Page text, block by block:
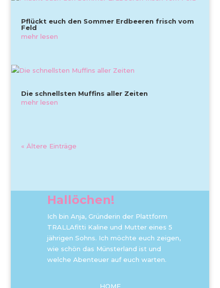
Pflückt euch den Sommer Erdbeeren frisch vom
Feld
mehr lesen
Die schnellsten Muffins aller Zeiten
mehr lesen
« Ältere Einträge
Hallöchen!
Ich bin Anja, Gründerin der Plattform
TRALLAfitti Kaline und Mutter eines 5
jährigen Sohns. Ich möchte euch zeigen,
wie schön das Münsterland ist und
welche Abenteuer auf euch warten.
HOME